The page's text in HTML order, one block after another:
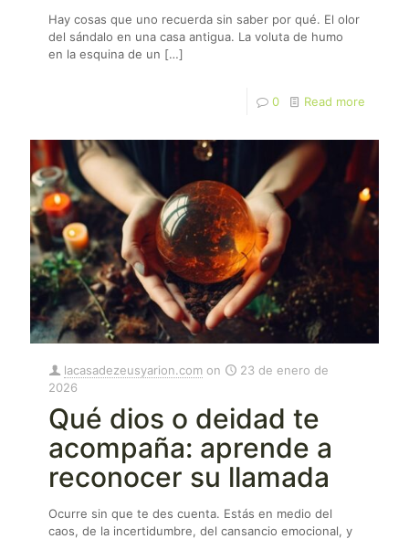
Hay cosas que uno recuerda sin saber por qué. El olor
del sándalo en una casa antigua. La voluta de humo
en la esquina de un […]
0 Read more
lacasadezeusyarion.com on
23 de enero de
2026
Qué dios o deidad te
acompaña: aprende a
reconocer su llamada
Ocurre sin que te des cuenta. Estás en medio del
caos, de la incertidumbre, del cansancio emocional, y